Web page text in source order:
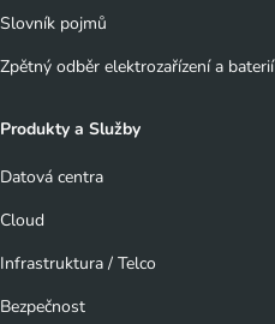
Slovník pojmů
Zpětný odběr elektrozařízení a baterií
Produkty a Služby
Datová centra
Cloud
Infrastruktura / Telco
Bezpečnost